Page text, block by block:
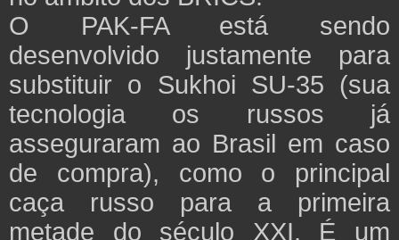
O PAK-FA está sendo
desenvolvido justamente para
substituir o Sukhoi SU-35 (sua
tecnologia os russos já
asseguraram ao Brasil em caso
de compra), como o principal
caça russo para a primeira
metade do século XXI. É um